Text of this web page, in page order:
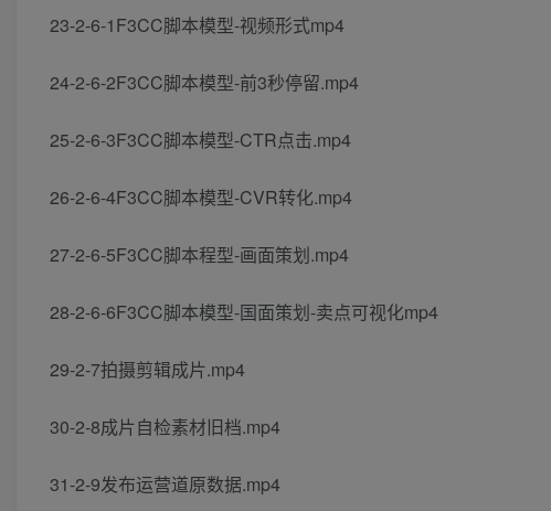
23-2-6-1F3CC脚本模型-视频形式mp4
24-2-6-2F3CC脚本模型-前3秒停留.mp4
25-2-6-3F3CC脚本模型-CTR点击.mp4
26-2-6-4F3CC脚本模型-CVR转化.mp4
27-2-6-5F3CC脚本程型-画面策划.mp4
28-2-6-6F3CC脚本模型-国面策划-卖点可视化mp4
29-2-7拍摄剪辑成片.mp4
30-2-8成片自检素材旧档.mp4
31-2-9发布运营道原数据.mp4